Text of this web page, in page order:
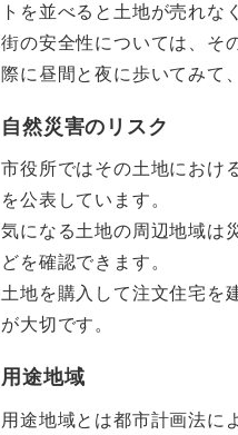
トを並べると土地が売れな
街の安全性については、そ
際に昼間と夜に歩いてみて
自然災害のリスク
市役所ではその土地におけ
を公表しています。
気になる土地の周辺地域は
どを確認できます。
土地を購入して注文住宅を
が大切です。
用途地域
用途地域とは都市計画法に